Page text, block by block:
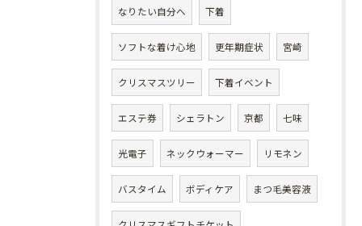
なりたい自分へ 下着
ソフトな着け心地 更年期症状 宮崎
クリスマスツリー 下着イベント
エステ券 シェラトン 京都 七味
光電子 ネックウォーマー リモネン
バスタイム ボディケア まつ毛美容液